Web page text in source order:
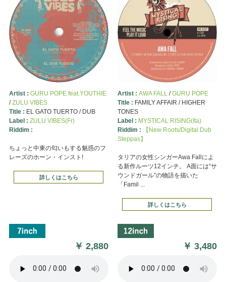
Artist : GURU POPE feat.YOUTHIE
/ZULU VIBES
Title : EL GATO TUERTO / DUB
Label : ZULU VIBES(Fr)
Riddim :
ちょっと中東の匂いもする魅惑のフ
レーズのホーン・インスト!
詳しくはこちら
￥2,880
Artist : AWA FALL/GURU POPE
Title : FAMILY AFFAIR / HIGHER
TONES
Label : MYSTICAL RISING(Ita)
Riddim :
【New Roots/Digital Dub
Steppas】
タリアの女性シンガーAwa Fallによ
る新作ルーツ12インチ。 A面には“サ
ウンドガール”の物語を描いた
「Famil ...
詳しくはこちら
￥3,480